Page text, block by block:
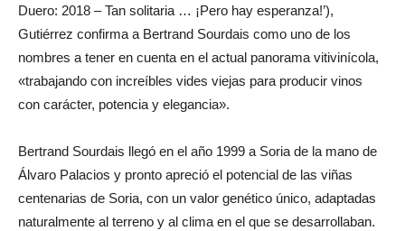
Duero: 2018 – Tan solitaria … ¡Pero hay esperanza!’),
Gutiérrez confirma a Bertrand Sourdais como uno de los
nombres a tener en cuenta en el actual panorama vitivinícola,
«trabajando con increíbles vides viejas para producir vinos
con carácter, potencia y elegancia».
Bertrand Sourdais llegó en el año 1999 a Soria de la mano de
Álvaro Palacios y pronto apreció el potencial de las viñas
centenarias de Soria, con un valor genético único, adaptadas
naturalmente al terreno y al clima en el que se desarrollaban.